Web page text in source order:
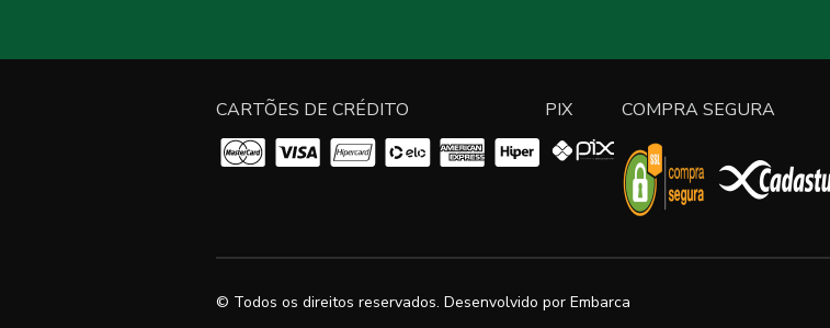
CARTÕES DE CRÉDITO PIX COMPRA SEGURA
© Todos os direitos reservados. Desenvolvido por Embarca